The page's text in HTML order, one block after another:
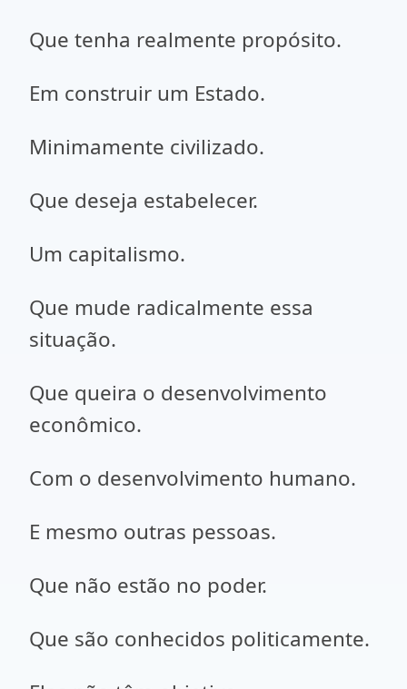
Que tenha realmente propósito.
Em construir um Estado.
Minimamente civilizado.
Que deseja estabelecer.
Um capitalismo.
Que mude radicalmente essa
situação.
Que queira o desenvolvimento
econômico.
Com o desenvolvimento humano.
E mesmo outras pessoas.
Que não estão no poder.
Que são conhecidos politicamente.